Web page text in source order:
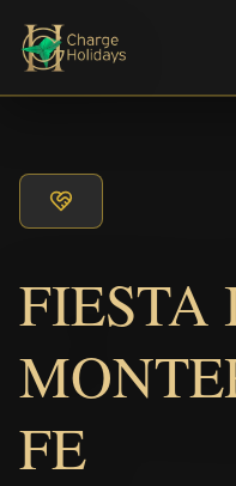
FIESTA
FE